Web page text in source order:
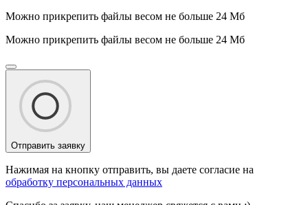
Можно прикрепить файлы весом не больше 24 Мб
Можно прикрепить файлы весом не больше 24 Мб
Отправить заявку
Нажимая на кнопку отправить, вы даете согласие на
обработку персональных данных